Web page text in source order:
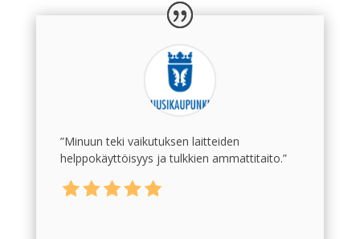
”Minuun teki vaikutuksen laitteiden
helppokäyttöisyys ja tulkkien ammattitaito.”